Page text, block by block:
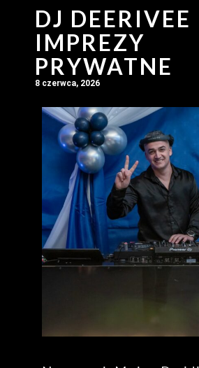
DJ DEERIVEE
IMPREZY
PRYWATNE
8 czerwca, 2026